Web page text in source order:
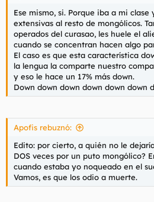
Ese mismo, si. Porque iba a mi clase
extensivas al resto de mongólicos.
operados del curasao, les huele el
cuando se concentran hacen algo
El caso es que esta característica
la lengua la comparte nuestro
y eso le hace un 17% más down.
Down down down down down down
Apofis rebuznó:
Edito: por cierto, a quién no le
DOS veces por un puto mongólico?
cuando estaba yo noqueado en el
Vamos, es que los odio a muerte.